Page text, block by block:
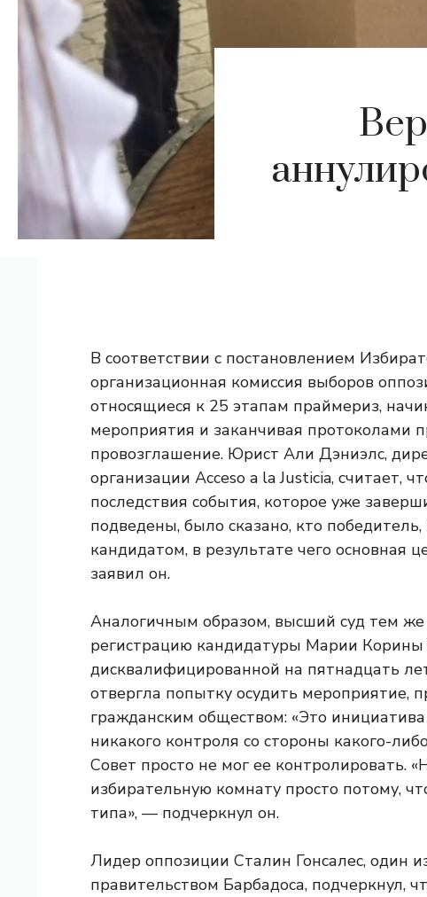
В соответствии с постановлением
организационная комиссия выборов
относящиеся к 25 этапам праймериз,
мероприятия и заканчивая протоколами
провозглашение. Юрист Али Дэниэлс,
организации Acceso a la Justicia, считает,
последствия события, которое уже
подведены, было сказано, кто
кандидатом, в результате чего основная
заявил он.
Аналогичным образом, высший суд тем
регистрацию кандидатуры Марии
дисквалифицированной на пятнадцать
отвергла попытку осудить мероприятие,
гражданским обществом: «Это
никакого контроля со стороны какого-
Совет просто не мог ее контролировать.
избирательную комнату просто потому,
типа», — подчеркнул он.
Лидер оппозиции Сталин Гонсалес, один
правительством Барбадоса, подчеркнул,